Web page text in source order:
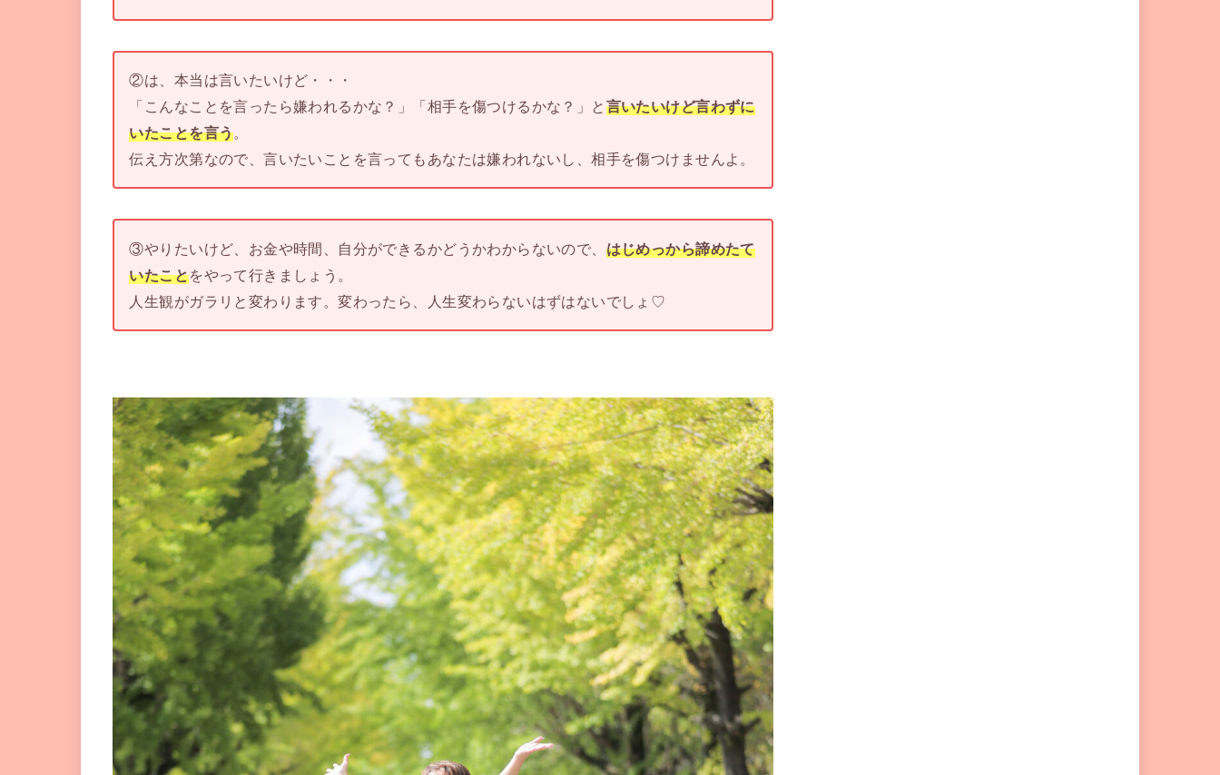
②は、本当は言いたいけど・・・
「こんなことを言ったら嫌われるかな？」「相手を傷つけるかな？」と 言いたいけど言わずに
いたことを言う。
伝え方次第なので、言いたいことを言ってもあなたは嫌われないし、相手を傷つけませんよ。
③やりたいけど、お金や時間、自分ができるかどうかわからないので、 はじめっから諦めたて
いたことをやって行きましょう。
人生観がガラリと変わります。変わったら、人生変わらないはずはないでしょ♡